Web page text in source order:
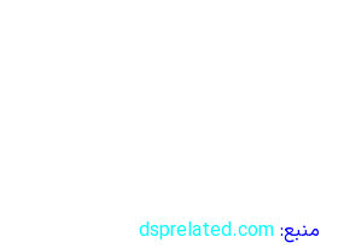
منبع: dsprelated.com